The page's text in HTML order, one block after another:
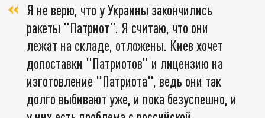
Я не верю, что у Украины закончились
ракеты "Патриот". Я считаю, что они
лежат на складе, отложены. Киев хочет
допоставки "Патриотов" и лицензию на
изготовление "Патриота", ведь они так
долго выбивают уже, и пока безуспешно, и